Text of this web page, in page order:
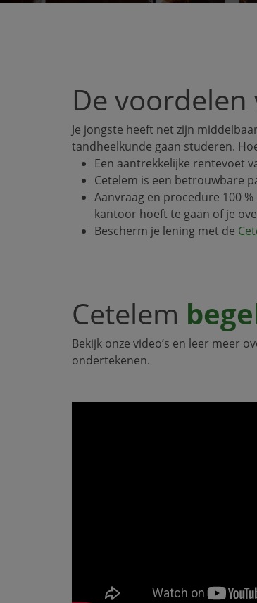
De voordelen
Je jongste heeft net zijn
tandheelkunde gaan studeren.
Een aantrekkelijke rentevoet
Cetelem is een betrouwbare
Aanvraag en procedure 100
kantoor hoeft te gaan of je
Bescherm je lening met de
Cetelem
Bekijk onze video’s en leer meer
ondertekenen.